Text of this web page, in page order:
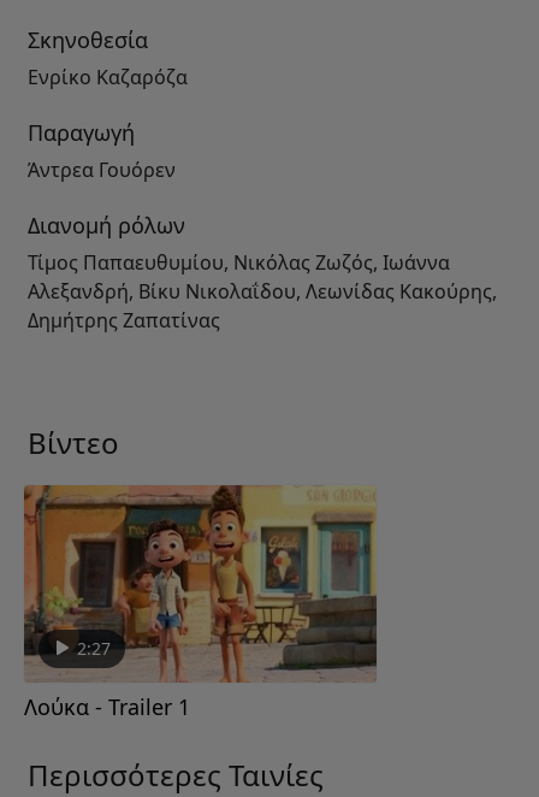
Σκηνοθεσία
Ενρίκο Καζαρόζα
Παραγωγή
Άντρεα Γουόρεν
Διανομή ρόλων
Τίμος Παπαευθυμίου, Νικόλας Ζωζός, Ιωάννα
Αλεξανδρή, Βίκυ Νικολαΐδου, Λεωνίδας Κακούρης,
Δημήτρης Ζαπατίνας
Βίντεο
2:27
Λούκα - Trailer 1
Περισσότερες Ταινίες